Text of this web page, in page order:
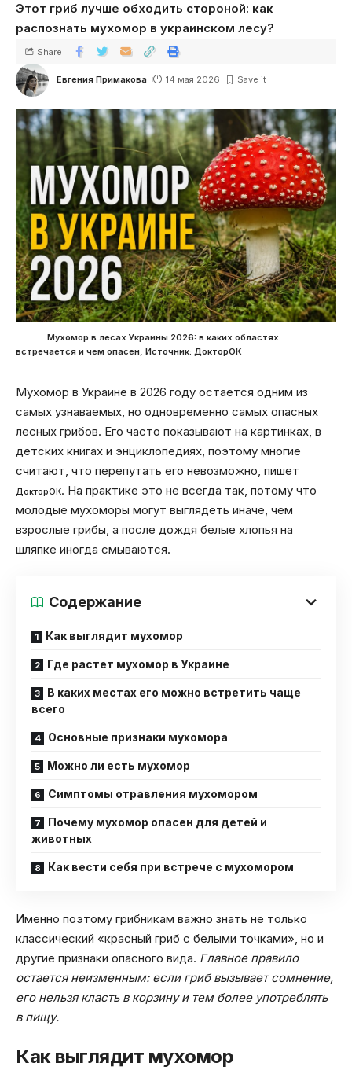
Этот гриб лучше обходить стороной: как
распознать мухомор в украинском лесу?
Евгения Примакова 14 мая 2026
Share
Мухомор в лесах Украины 2026: в каких областях
встречается и чем опасен, Источник: ДокторОК
Мухомор в Украине в 2026 году остается одним из
самых узнаваемых, но одновременно самых опасных
лесных грибов. Его часто показывают на картинках, в
детских книгах и энциклопедиях, поэтому многие
считают, что перепутать его невозможно, пишет
ДокторОК. На практике это не всегда так, потому что
молодые мухоморы могут выглядеть иначе, чем
взрослые грибы, а после дождя белые хлопья на
шляпке иногда смываются.
Содержание
Как выглядит мухомор
Где растет мухомор в Украине
В каких местах его можно встретить чаще
всего
Основные признаки мухомора
Можно ли есть мухомор
Симптомы отравления мухомором
Почему мухомор опасен для детей и
животных
Как вести себя при встрече с мухомором
Именно поэтому грибникам важно знать не только
классический «красный гриб с белыми точками», но и
другие признаки опасного вида. Главное правило
остается неизменным: если гриб вызывает сомнение,
его нельзя класть в корзину и тем более употреблять
в пищу.
Как выглядит мухомор